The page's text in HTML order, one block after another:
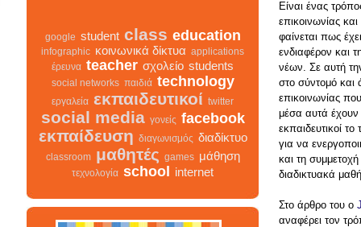
google student class education
infographic κοινωνικά δίκτυα
applications
teacher σχολείο students
παιδιά technology
εργαλεία εκπαιδευτικοί twitter
social media facebook
εκπαίδευση διαγωνισμός διαδίκτυο
μαθητές games μάθηση
school internet
Είναι ένας
επικοινωνίας
φαίνεται πως
ενδιαφέρον και
νέων. Σε αυτή
στο σύντομό και
επικοινωνίας
μέσα αυτά έχουν
εκπαιδευτικοί το
για να
και τη
διαδικτυακά
Στο άρθρο του ο
αναφέρει τον